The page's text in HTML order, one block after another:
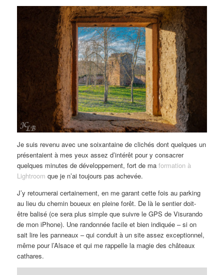
Je suis revenu avec une soixantaine de clichés dont quelques un
présentaient à mes yeux assez d’intérêt pour y consacrer
quelques minutes de développement, fort de maformation à
Lightroom que je n’ai toujours pas achevée.
J’y retournerai certainement, en me garant cette fois au parking
au lieu du chemin boueux en pleine forêt. De là le sentier doit-
être balisé (ce sera plus simple que suivre le GPS de Visurando
de mon iPhone). Une randonnée facile et bien indiquée – si on
sait lire les panneaux – qui conduit à un site assez exceptionnel,
même pour l’Alsace et qui me rappelle la magie des châteaux
cathares.